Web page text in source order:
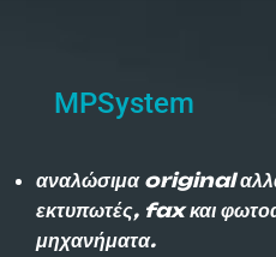
MPSystem
αναλώσιμα original αλλά
εκτυπωτές, fax και
μηχανήματα.